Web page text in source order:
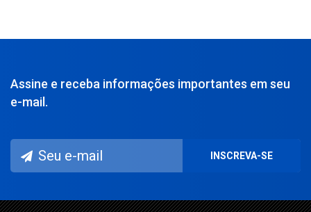
Assine e receba informações importantes em seu
e-mail.